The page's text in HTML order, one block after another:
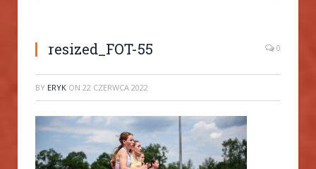
resized_FOT-55 0
BY ERYK ON 22 CZERWCA 2022